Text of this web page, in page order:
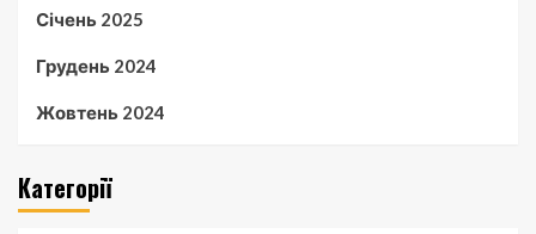
Січень 2025
Грудень 2024
Жовтень 2024
Категорії